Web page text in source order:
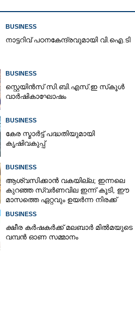
BUSINESS
നാ​ട്ട​റി​വ് ​പ​ഠ​ന​കേ​ന്ദ്ര​വു​മാ​യി​ ​വി.​ഐ.​ടി
BUSINESS
സ്റ്റെയിൻസ് സി.ബി.എസ്.ഇ സ്‌കൂൾ
വാർഷികാഘോഷം
BUSINESS
കേര സ്മാർട്ട് പദ്ധതിയുമായി
കൃഷിവകുപ്പ്
BUSINESS
ആശ്വസിക്കാൻ വകയില്ല; ഇന്നലെ
കുറഞ്ഞ സ്വർണവില ഇന്ന് കൂടി, ഈ
മാസത്തെ ഏറ്റവും ഉയർന്ന നിരക്ക്
BUSINESS
ക്ഷീര കർഷകർക്ക് മലബാർ മിൽമയുടെ
വമ്പൻ ഓണ സമ്മാനം
Share this link
Copy Link